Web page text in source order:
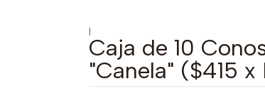
|
Caja de 10
"Canela" ($415